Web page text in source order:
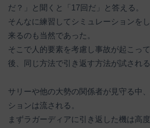
だ？」と聞くと「17回だ」と答える。
そんなに練習してシミュレーションを
来るのも当然であった。
そこで人的要素を考慮し事故が起こっ
後、同じ方法で引き返す方法が試される
サリーや他の大勢の関係者が見守る中
ションは流される。
まずラガーディアに引き返した機は高